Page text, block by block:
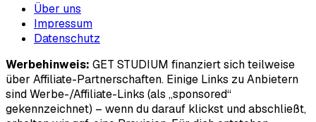
Über uns
Impressum
Datenschutz
Werbehinweis: GET STUDIUM finanziert sich teilweise
über Affiliate-Partnerschaften. Einige Links zu Anbietern
sind Werbe-/Affiliate-Links (als „sponsored“
gekennzeichnet) – wenn du darauf klickst und abschließt,